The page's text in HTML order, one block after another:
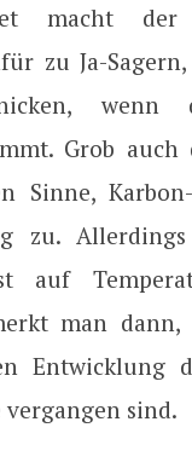
macht
zu Ja-
wenn
Grob auch
Sinne,
zu.
auf
man dann,
Entwicklung
vergangen sind.